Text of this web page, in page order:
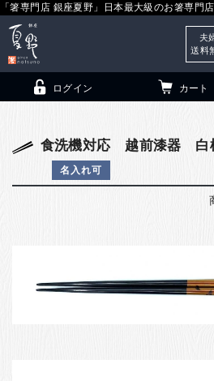
「箸専門店 銀座夏野」日本最大級のお箸専門
箸（贈答用・自宅用）
について
ログイン カート
夫
送料
食洗機対応 越前漆器 白
名入れ可